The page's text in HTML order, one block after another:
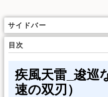
サイドバー
目次
疾風天雷_逡巡
速の双刃）